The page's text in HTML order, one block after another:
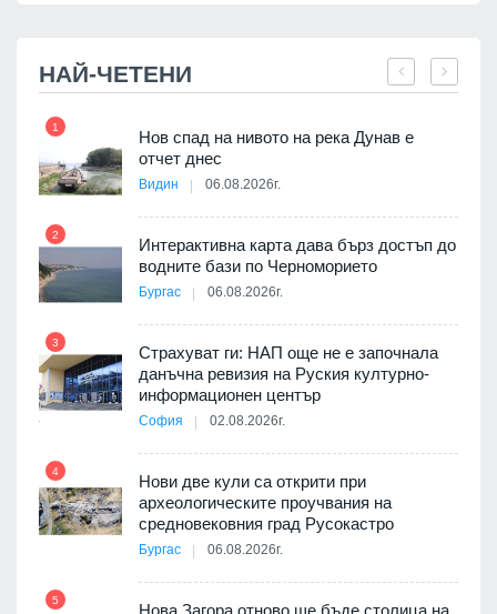
НАЙ-ЧЕТЕНИ
1
Нов спад на нивото на река Дунав е
отчет днес
Видин 06.08.2026г.
2
Интерактивна карта дава бърз достъп до
водните бази по Черноморието
Бургас 06.08.2026г.
3
Страхуват ги: НАП още не е започнала
данъчна ревизия на Руския културно-
информационен център
София 02.08.2026г.
4
Нови две кули са открити при
археологическите проучвания на
средновековния град Русокастро
Бургас 06.08.2026г.
5